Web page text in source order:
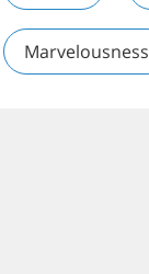
Marvelousness